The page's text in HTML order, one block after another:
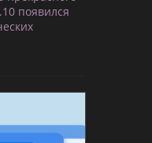
появился